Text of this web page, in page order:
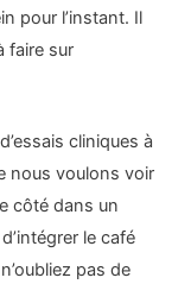
pour l’instant. Il
faire sur
cliniques à
nous voulons voir
côté dans un
le café
pas de